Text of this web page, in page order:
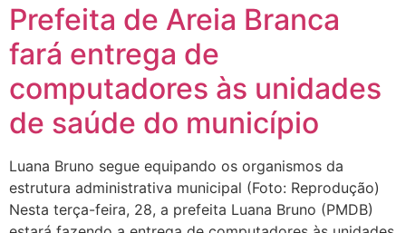
Prefeita de Areia Branca
fará entrega de
computadores às unidades
de saúde do município
Luana Bruno segue equipando os organismos da
estrutura administrativa municipal (Foto: Reprodução)
Nesta terça-feira, 28, a prefeita Luana Bruno (PMDB)